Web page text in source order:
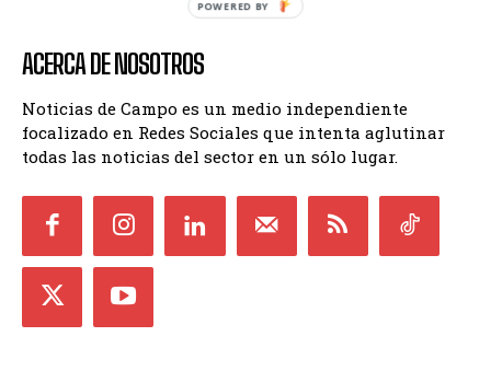
ACERCA DE NOSOTROS
Noticias de Campo es un medio independiente
focalizado en Redes Sociales que intenta aglutinar
todas las noticias del sector en un sólo lugar.
POWERED BY